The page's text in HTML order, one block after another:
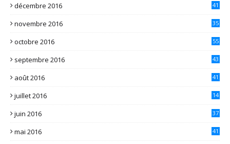
décembre 2016 41
novembre 2016 35
octobre 2016 55
septembre 2016 43
août 2016 41
juillet 2016 14
juin 2016 37
mai 2016 41